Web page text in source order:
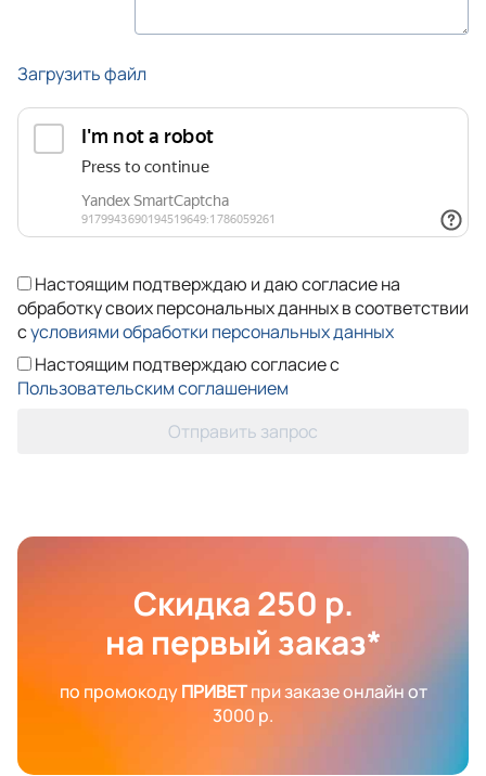
Загрузить файл
Настоящим подтверждаю и даю согласие на
обработку своих персональных данных в соответствии
сусловиями обработки персональных данных
Настоящим подтверждаю согласие с
Пользовательским соглашением
Отправить запрос
Скидка 250 р.
на первый заказ*
по промокодуПРИВЕТпри заказе онлайн от
3000 р.